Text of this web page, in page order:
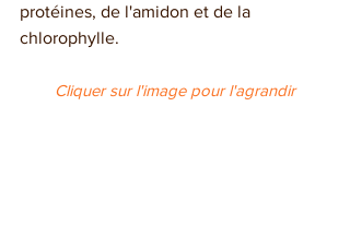
protéines, de l'amidon et de la
chlorophylle.
Cliquer sur l'image pour l'agrandir